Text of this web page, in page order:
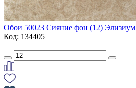
Обои 50023 Сияние фон (12) Элизиум
Код: 134405